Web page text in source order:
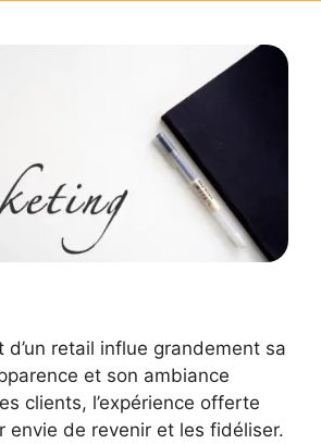
d’un retail influe grandement sa
et son ambiance
clients, l’expérience offerte
envie de revenir et les fidéliser.